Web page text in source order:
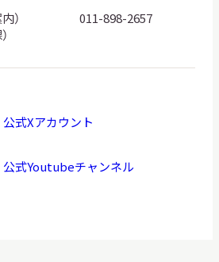
）
011-898-2657
公式Xアカウント
公式Youtubeチャンネル